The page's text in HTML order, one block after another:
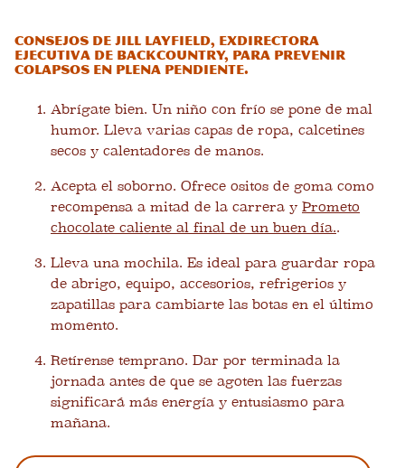
Consejos de Jill Layfield, exdirectora
ejecutiva de Backcountry, para prevenir
colapsos en plena pendiente.
Abrígate bien. Un niño con frío se pone de mal
humor. Lleva varias capas de ropa, calcetines
secos y calentadores de manos.
Acepta el soborno. Ofrece ositos de goma como
recompensa a mitad de la carrera y Prometo
chocolate caliente al final de un buen día..
Lleva una mochila. Es ideal para guardar ropa
de abrigo, equipo, accesorios, refrigerios y
zapatillas para cambiarte las botas en el último
momento.
Retírense temprano. Dar por terminada la
jornada antes de que se agoten las fuerzas
significará más energía y entusiasmo para
mañana.